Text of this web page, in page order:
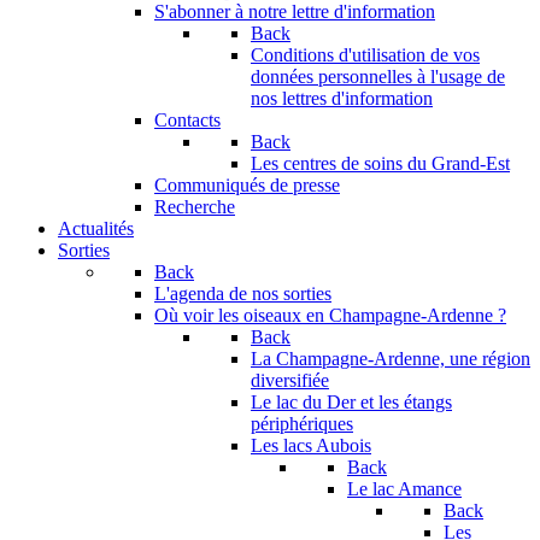
S'abonner à notre lettre d'information
Back
Conditions d'utilisation de vos
données personnelles à l'usage de
nos lettres d'information
Contacts
Back
Les centres de soins du Grand-Est
Communiqués de presse
Recherche
Actualités
Sorties
Back
L'agenda de nos sorties
Où voir les oiseaux en Champagne-Ardenne ?
Back
La Champagne-Ardenne, une région
diversifiée
Le lac du Der et les étangs
périphériques
Les lacs Aubois
Back
Le lac Amance
Back
Les